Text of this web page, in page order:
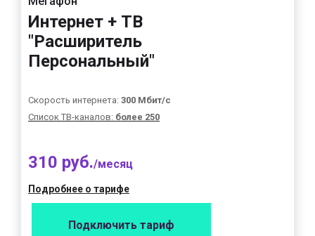
Интернет + ТВ
"Расширитель
Персональный"
Скорость интернета: 300 Мбит/с
Список ТВ-каналов: более 250
310 руб./месяц
Подробнее о тарифе
Подключить тариф